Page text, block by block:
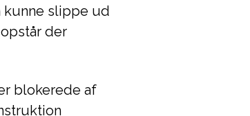
kunne slippe ud
der
blokerede af